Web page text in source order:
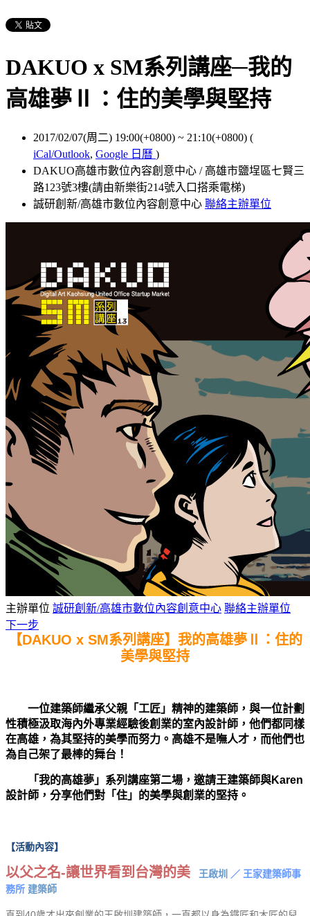
DAKUO x SM系列講座─我的
高雄夢Ⅱ：住的美學與堅持
2017/02/07(周二) 19:00(+0800) ~ 21:10(+0800) (
iCal/Outlook, Google 日曆 )
DAKUO高雄市數位內容創意中心 / 高雄市鹽埕區七賢三
路123號3樓(請由新樂街214號入口搭乘電梯)
誠研創新/高雄市數位內容創意中心 聯絡主辦單位
主辦單位 誠研創新/高雄市數位內容創意中心 聯絡主辦單位
下一步
【DAKUO x SM系列講座】我的高雄夢Ⅱ
：住的
美學與堅持
一位建築師繼承父親「工匠」精神的建築師，與一位計劃
性積極汲取海內外專業經驗後創業的室內設計師，他們都同樣
在高雄，為其堅持的美學而努力 。高雄不是嘸人才，而他們也
為自己架了最棒的舞台！
「我的高雄夢」系列講座第二場，邀請王建築師與Karen
設計師，分享他們對「住」的美學與創業的堅持。
【活動內容】
以父之名-讓世界看到台灣的美 王啟圳
／ 王家建築師事
務所 建築師